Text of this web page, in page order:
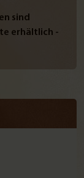
sind
erhältlich -